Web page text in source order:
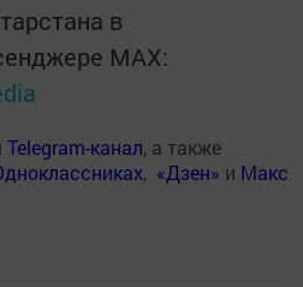
в
MАХ:
Telegram-канал, а также
, «Дзен» и Макс